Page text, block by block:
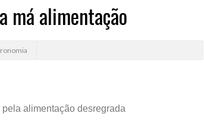
má alimentação
alimentação desregrada